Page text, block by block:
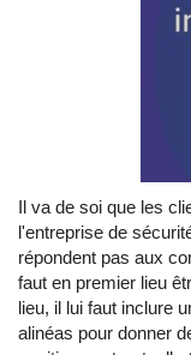
Il va de soi que les
l'entreprise de
répondent pas aux
faut en premier lieu
lieu, il lui faut inclure
alinéas pour donner